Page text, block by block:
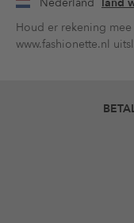
Houd er rekening
www.fashionette.nl